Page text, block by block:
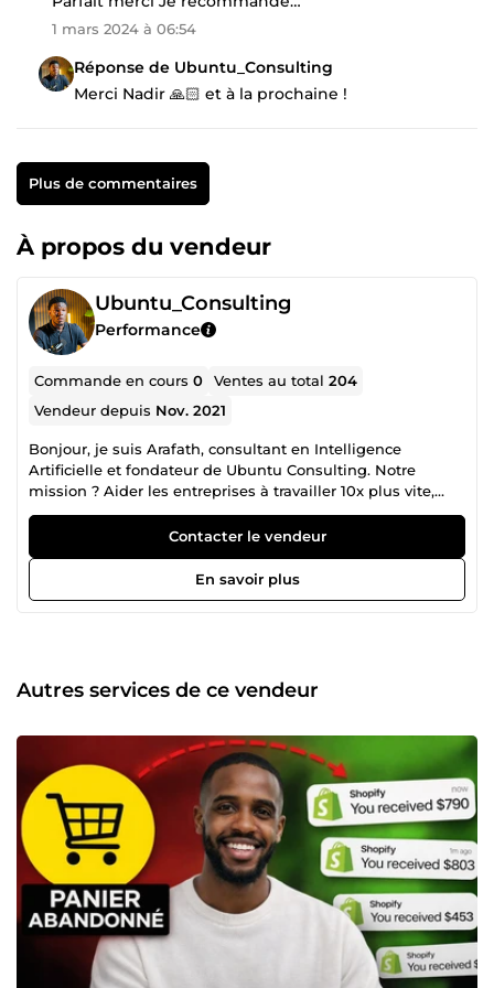
1 mars 2024 à 06:54
Réponse de Ubuntu_Consulting
Merci Nadir 🙏🏻 et à la prochaine !
Plus de commentaires
À propos du vendeur
Ubuntu_Consulting
Performance
Commande en cours0 Ventes au total204
Vendeur depuis Nov. 2021
Bonjour, je suis Arafath, consultant en Intelligence
Artificielle et fondateur de Ubuntu Consulting. Notre
mission ? Aider les entreprises à travailler 10x plus vite,
réduire leurs coûts et éliminer les tâches répétitives grâce
à des solutions IA et des systèmes digitaux réellement
opérationnels. La raison pour laquelle vous devez travailler
avec Ubuntu Consulting ? Parce que vous ne cherchez pas
un simple prestataire technique. Vous cherchez quelqu'un
mode&quot;. Nous prenons le temps d'écouter, d'analyser,
de comprendre votre business pour identifier ce dont vous
que la meilleure solution ne soit pas un agent IA ultra-
complexe. Elle peut être plus simple, plus stratégique,
plus humaine. Et c'est précisément pour cela que nous
existons : pour vous éviter les faux pas, les dépenses
inutiles et les choix précipités. Nous devenons votre
partenaire de transition digitale, celui qui vous guide, qui
vous éclaire, qui transforme vos opérations sans jamais
dénaturer votre vision. Au-delà de l'IA, j'ai constitué une
équipe d'élite pour accompagner votre croissance digitale.
Je travaille avec: un copywriter stratégique, un designer, et
un développeur Des A-players animés par l'excellence et
la satisfaction client, comme moi. Notre différence? Nous
Contacter le vendeur
En savoir plus
Autres services de ce vendeur